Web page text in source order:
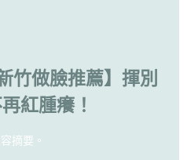
竹做臉推薦】揮別
紅腫癢！
摘要。